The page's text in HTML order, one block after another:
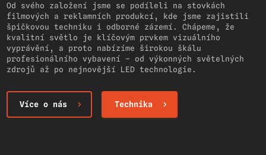
Od svého založení jsme se podíleli na stovkách
filmových a reklamních produkcí, kde jsme zajistili
špičkovou techniku i odborné zázemí. Chápeme, že
kvalitní světlo je klíčovým prvkem vizuálního
vyprávění, a proto nabízíme širokou škálu
profesionálního vybavení – od výkonných světelných
zdrojů až po nejnovější LED technologie.
Více o nás Technika